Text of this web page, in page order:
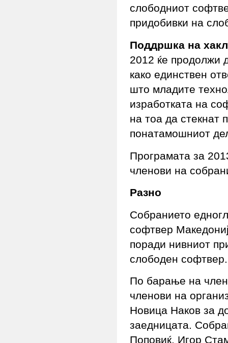
слободниот
придобивки на
Поддршка на
2012 ќе продолжи
како единствен
што младите
изработката на
на тоа да стекнат
понатамошниот
Програмата за
членови на
Разно
Собранието
софтвер
поради нивниот
слободен софтвер.
По барање на
членови на
Новица Наков за
заедницата.
Поповиќ, Игор